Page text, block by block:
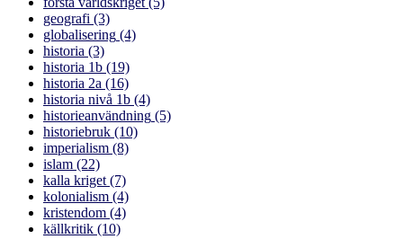
geografi (3)
globalisering (4)
historia (3)
historia 1b (19)
historia 2a (16)
historia nivå 1b (4)
historieanvändning (5)
historiebruk (10)
imperialism (8)
islam (22)
kalla kriget (7)
kolonialism (4)
kristendom (4)
källkritik (10)